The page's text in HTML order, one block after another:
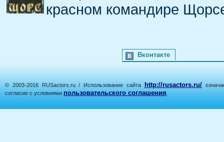
красном командире
Вконтакте
© 2003-2016 RUSactors.ru / Использование сайта http://rusactors.ru/
согласие с условиями пользовательского соглашения